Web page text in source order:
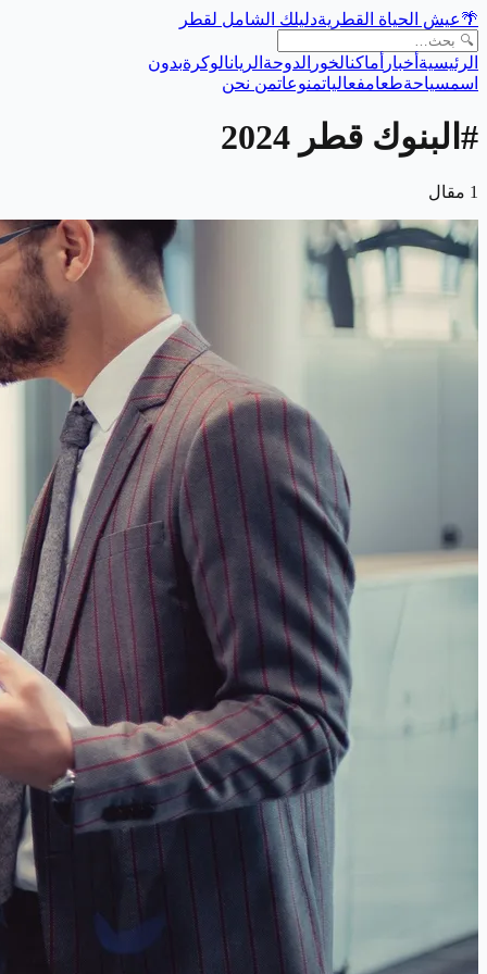
🌴عيش الحياة القطريةدليلك الشامل لقطر
الرئيسية أخبار أماكنالخور الدوحة الريانالوكرةبدون
اسمسياحةطعامفعالياتمنوعاتمن نحن
# البنوك قطر 2024
1 مقال